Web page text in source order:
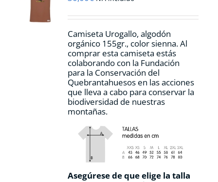
en
página
de
producto
Camiseta Urogallo, algodón
orgánico 155gr., color sienna. Al
comprar esta camiseta estás
colaborando con la Fundación
para la Conservación del
Quebrantahuesos en las acciones
que lleva a cabo para conservar la
biodiversidad de nuestras
montañas.
Asegúrese de que elige la talla